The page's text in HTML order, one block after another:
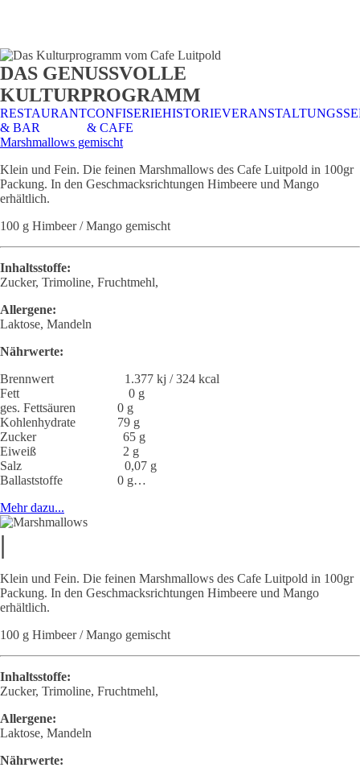
CAFE &
RESTAURANT
TISCHRESERVIERUNG
& KARTE
TISCHRESERVIERUNG
& SPEISEKARTE
DAS GENUSSVOLLE
KULTURPROGRAMM
RESTAURANT
& BAR
CONFISERIE
& CAFE
HISTORIE
Marshmallows gemischt
Klein und Fein. Die feinen Marshmallows des Cafe Luitpold in 100gr
Packung. In den Geschmacksrichtungen Himbeere und Mango
erhältlich.
100 g Himbeer / Mango gemischt
Inhaltsstoffe:
Zucker, Trimoline, Fruchtmehl,
Allergene:
Laktose, Mandeln
Nährwerte:
Brennwert 1.377 kj / 324 kcal
Fett 0 g
ges. Fettsäuren 0 g
Kohlenhydrate 79 g
Zucker 65 g
Eiweiß 2 g
Salz 0,07 g
Ballaststoffe 0 g…
Mehr dazu...
|
Klein und Fein. Die feinen Marshmallows des Cafe Luitpold in 100gr
Packung. In den Geschmacksrichtungen Himbeere und Mango
erhältlich.
100 g Himbeer / Mango gemischt
Inhaltsstoffe:
Zucker, Trimoline, Fruchtmehl,
Allergene:
Laktose, Mandeln
Nährwerte: